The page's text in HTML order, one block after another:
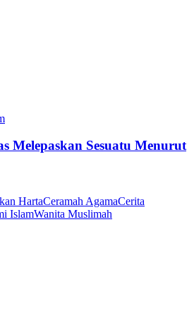
Melepaskan Sesuatu Menurut
HartaCeramah AgamaCerita
IslamWanita Muslimah